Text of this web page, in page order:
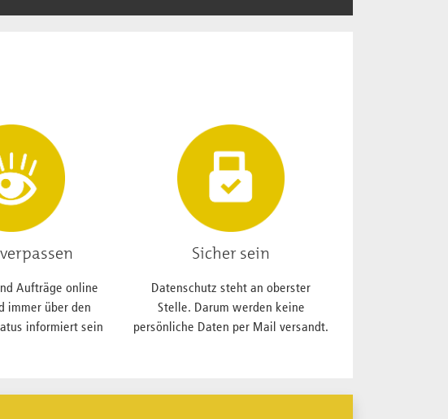
Aufträge online
immer über den
informiert sein
Sicher sein
Datenschutz steht an oberster
Stelle. Darum werden keine
persönliche Daten per Mail versandt.